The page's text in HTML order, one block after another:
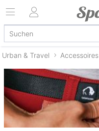
Urban & Travel Accessoires